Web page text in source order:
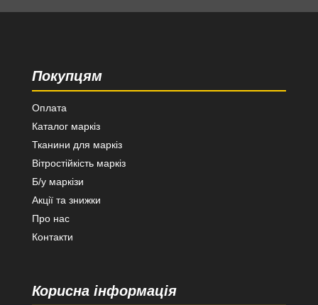
Покупцям
Оплата
Каталог маркіз
Тканини для маркіз
Вітростійкість маркіз
Б/у маркізи
Акції та знижки
Про нас
Контакти
Корисна інформація